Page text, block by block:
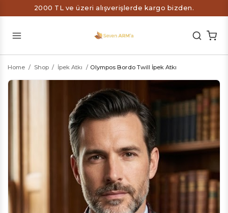
2000 TL ve üzeri alışverişlerde kargo bizden.
Home / Shop / İpek Atkı / Olympos Bordo Twill İpek Atkı